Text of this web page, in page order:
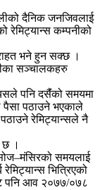
दैनिक जनजिवलाई
रेमिट्यान्स कम्पनीको
भने हुन सक्छ ।
सञ्चालकहरु
यसले पनि दसैंंको समयमा
पैसा पठाउने भएकाले
रेमिट्यान्सले नै
छ ।
समयलाई
भित्रिएको
पनि आव २०७७/०७८